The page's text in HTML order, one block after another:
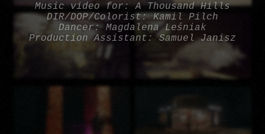
Music video for: A Thousand Hills
DIR/DOP/Colorist: Kamil Pilch
Dancer: Magdalena Leśniak
Production Assistant: Samuel Janisz